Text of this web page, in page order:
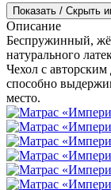
Показать / Скрыть
Описание
Беспружинный,
натурального
Чехол с
способно
место.